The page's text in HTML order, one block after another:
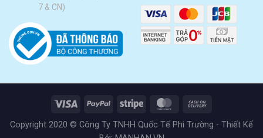
7 & CN)
Copyright 2020 © Công Ty TNHH Quốc Tế Phi Trường - Thiết Kế